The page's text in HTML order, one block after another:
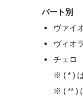
パート別
・ ヴァイ
・ ヴィオ
・
チェロ
※ ( * )
※ ( ** )